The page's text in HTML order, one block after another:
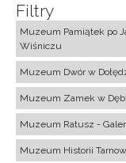
Filtry
Muzeum Pamiątek po
Wiśniczu
Muzeum Dwór w
Muzeum Zamek w
Muzeum Ratusz -
Muzeum Historii